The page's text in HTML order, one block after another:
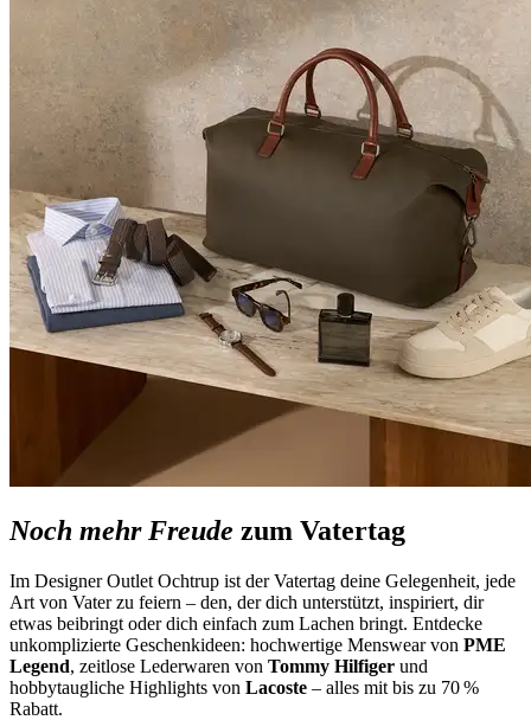
Noch mehr Freude zum Vatertag
Im Designer Outlet Ochtrup ist der Vatertag deine Gelegenheit, jede
Art von Vater zu feiern – den, der dich unterstützt, inspiriert, dir
etwas beibringt oder dich einfach zum Lachen bringt. Entdecke
unkomplizierte Geschenkideen: hochwertige Menswear von PME
Legend, zeitlose Lederwaren von Tommy Hilfiger und
hobbytaugliche Highlights von Lacoste – alles mit bis zu 70 %
Rabatt.